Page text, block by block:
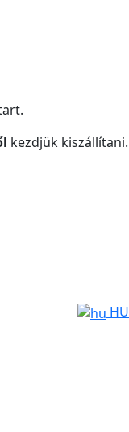
kezdjük kiszállítani.
HU